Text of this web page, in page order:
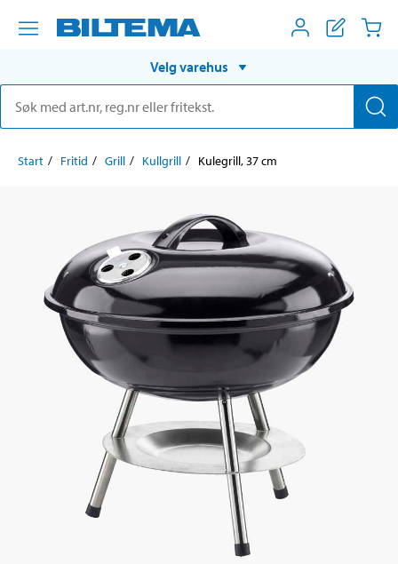
Velg varehus
Start Fritid Grill Kullgrill Kulegrill, 37 cm